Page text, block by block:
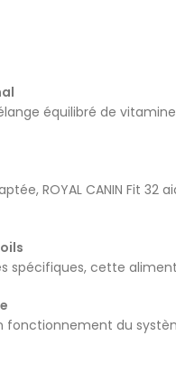
équilibré de
ROYAL CANIN Fit 32
spécifiques, cette
fonctionnement du